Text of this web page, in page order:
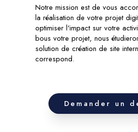
Notre mission est de vous
la réalisation de votre projet
optimiser l'impact sur votre
bous votre projet, nous
solution de création de site
correspond.
Demander un